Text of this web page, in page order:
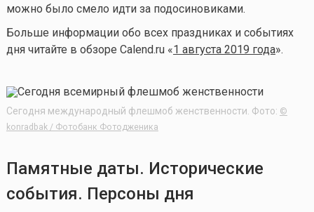
можно было смело идти за подосиновиками.
Больше информации обо всех праздниках и событиях
дня читайте в обзоре Calend.ru «1 августа 2019 года».
Сегодня международный флешмоб женственности. Фото: ©
konradbak / Фотобанк Фотодженика
Памятные даты. Исторические
события. Персоны дня